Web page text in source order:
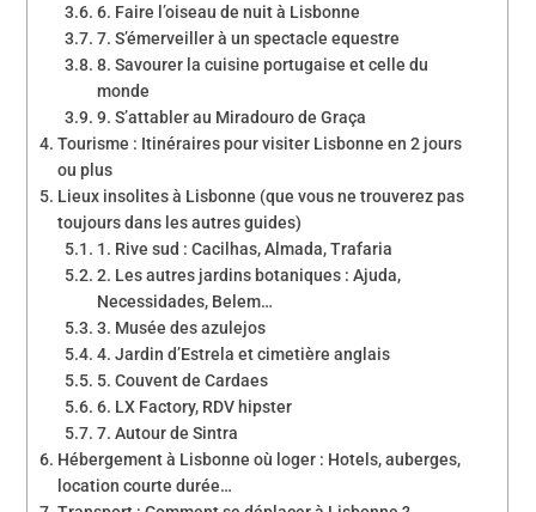
6. Faire l’oiseau de nuit à Lisbonne
7. S’émerveiller à un spectacle equestre
8. Savourer la cuisine portugaise et celle du
monde
9. S’attabler au Miradouro de Graça
Tourisme : Itinéraires pour visiter Lisbonne en 2 jours
ou plus
Lieux insolites à Lisbonne (que vous ne trouverez pas
toujours dans les autres guides)
1. Rive sud : Cacilhas, Almada, Trafaria
2. Les autres jardins botaniques : Ajuda,
Necessidades, Belem…
3. Musée des azulejos
4. Jardin d’Estrela et cimetière anglais
5. Couvent de Cardaes
6. LX Factory, RDV hipster
7. Autour de Sintra
Hébergement à Lisbonne où loger : Hotels, auberges,
location courte durée…